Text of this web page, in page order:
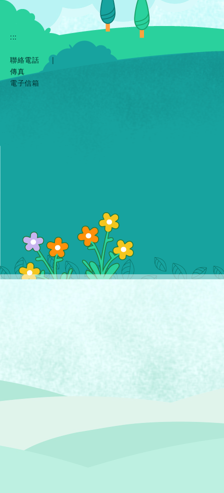
:::
聯絡電話
|
傳真
電子信箱